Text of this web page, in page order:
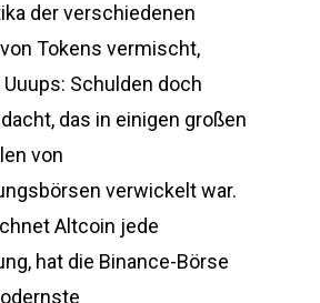
der verschiedenen
Tokens vermischt,
Schulden doch
das in einigen großen
von
verwickelt war.
Altcoin jede
hat die Binance-Börse